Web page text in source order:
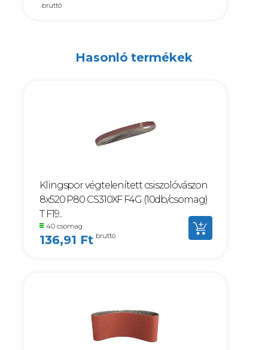
bruttó
Hasonló termékek
Klingspor végtelenített csiszolóvászon
8x520 P80 CS310XF F4G (10db/csomag)
T F19...
40 csomag
136,91 Ft bruttó